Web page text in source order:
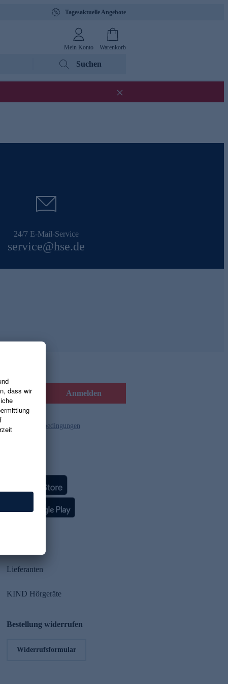
Tagesaktuelle Angebote
Mein Konto Warenkorb
Suchen
24/7 E-Mail-Service
service@hse.de
Anmelden
die Gutscheinbedingungen
Lieferanten
KIND Hörgeräte
Bestellung widerrufen
Widerrufsformular